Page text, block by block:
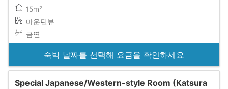
15m²
마운틴뷰
금연
숙박 날짜를 선택해 요금을 확인하세요
Special Japanese/Western-style Room (Katsura